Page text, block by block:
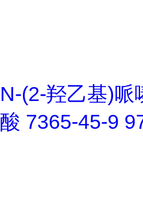
N-(2-羟乙基)哌
酸 7365-45-9